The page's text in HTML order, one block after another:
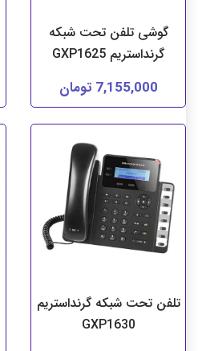
گوشی تلفن تحت شبکه
گرنداستریم GXP1625
7,155,000 تومان
تلفن تحت شبکه گرنداستریم
GXP1630